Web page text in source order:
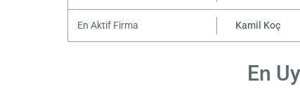
En Aktif Firma Kamil Koç
En